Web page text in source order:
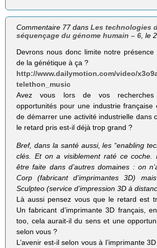
Commentaire 77 dansLes technologies
séquençage du génome humain – 6 , le
Devrons nous donc limite notre présence
de la génétique à ça ?
http://www.dailymotion.com/video/
telethon_music
Avez vous lors de vos
opportunités pour une industrie française
de démarrer une activité industrielle dans
le retard pris est-il déjà trop grand ?
Bref, dans la santé aussi, les “enabling
clés. Et on a visi­ble­ment raté ce coche.
être faite dans d’autres domaines : on
Corp (fabri­cant d’imprimantes 3D)
Sculp­teo (ser­vice d’impression 3D à
Là aussi pensez vous que le retard est
Un fabricant d’imprimante 3D français,
too, cela aurait-il du sens et une
selon vous ?
L’avenir est-il selon vous à l’imprimante